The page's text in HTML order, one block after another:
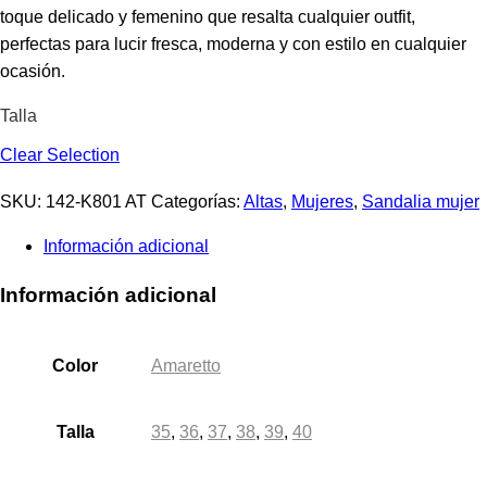
toque delicado y femenino que resalta cualquier outfit,
perfectas para lucir fresca, moderna y con estilo en cualquier
ocasión.
Talla
Clear Selection
SKU: 142-K801 AT Categorías: Altas, Mujeres, Sandalia mujer
Información adicional
Información adicional
Color Amaretto
Talla 35, 36, 37, 38, 39, 40